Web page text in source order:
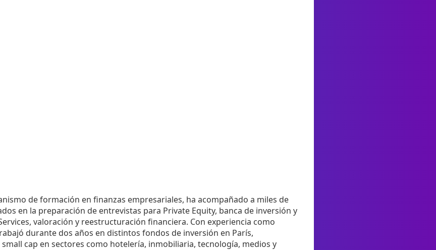
de formación en finanzas empresariales, ha acompañado a miles de
en la preparación de entrevistas para Private Equity, banca de inversión y
valoración y reestructuración financiera. Con experiencia como
durante dos años en distintos fondos de inversión en París,
cap en sectores como hotelería, inmobiliaria, tecnología, medios y